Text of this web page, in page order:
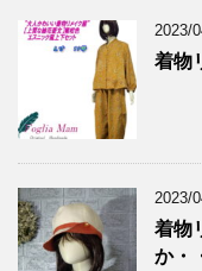
2023/
着物
2023/
着物
か・